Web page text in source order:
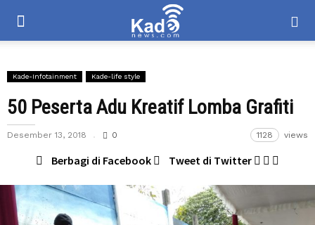
Kade-Infotainment Kade-life style
50 Peserta Adu Kreatif Lomba Grafiti
Desember 13, 2018 0 1128 views
Berbagi di Facebook Tweet di Twitter